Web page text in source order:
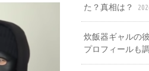
た？真相は？
炊飯器ギャルの
プロフィールも